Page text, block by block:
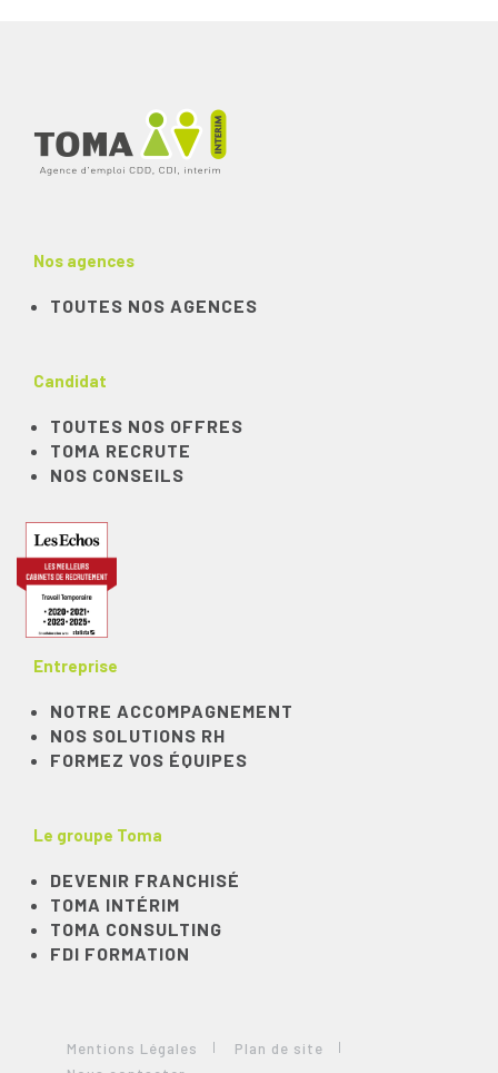
Nos agences
TOUTES NOS AGENCES
Candidat
TOUTES NOS OFFRES
TOMA RECRUTE
NOS CONSEILS
Entreprise
NOTRE ACCOMPAGNEMENT
NOS SOLUTIONS RH
FORMEZ VOS ÉQUIPES
Le groupe Toma
DEVENIR FRANCHISÉ
TOMA INTÉRIM
TOMA CONSULTING
FDI FORMATION
Mentions Légales
Plan de site